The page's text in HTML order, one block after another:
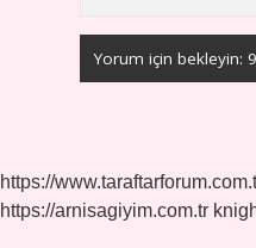
https://
https://arnisagiyim.com.tr